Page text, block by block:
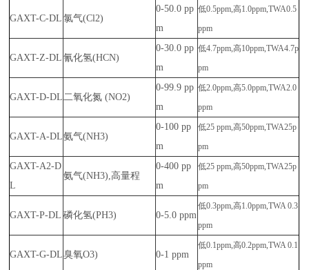
GAXT-C-DL 氯气(Cl2)
0-50.0 pp
m
低0.5ppm,高1.0ppm,TWA0.5
ppm
GAXT-Z-DL 氰化氢(HCN)
0-30.0 pp
m
低4.7ppm,高10ppm,TWA4.7p
pm
GAXT-D-DL二氧化氮 (NO2)
0-99.9 pp
m
低2.0ppm,高5.0ppm,TWA2.0
ppm
GAXT-A-DL氨气(NH3)
0-100 pp
m
低25 ppm,高50ppm,TWA25p
pm
GAXT-A2-D
L
氨气(NH3),高量程
0-400 pp
m
低25 ppm,高50ppm,TWA25p
pm
GAXT-P-DL 磷化氢(PH3) 0-5.0 ppm
低0.3ppm,高1.0ppm,TWA 0.3
ppm
GAXT-G-DL臭氧O3) 0-1 ppm
低0.1ppm,高0.2ppm,TWA 0.1
ppm